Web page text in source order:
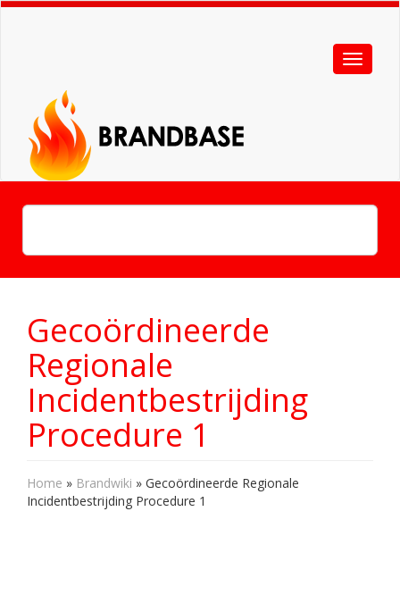
Gecoördineerde
Regionale
Incidentbestrijding
Procedure 1
Home » Brandwiki » Gecoördineerde Regionale
Incidentbestrijding Procedure 1